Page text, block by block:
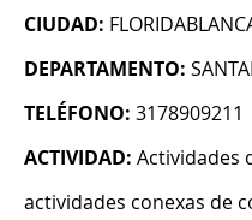
CIUDAD:
DEPARTAMENTO:
TELÉFONO: 3178909211
ACTIVIDAD: Actividades
actividades conexas de